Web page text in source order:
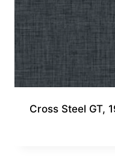
Cross Steel GT,